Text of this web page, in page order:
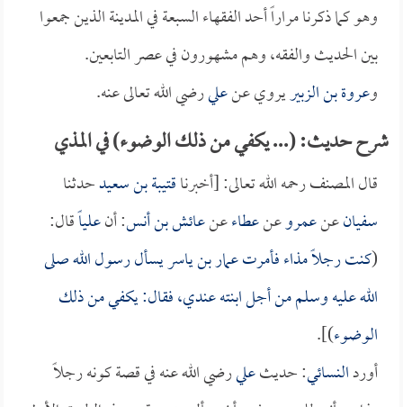
وهو كما ذكرنا مراراً أحد الفقهاء السبعة في المدينة الذين جمعوا
بين الحديث والفقه، وهم مشهورون في عصر التابعين.
وعروة بن الزبيريروي عنعليرضي الله تعالى عنه.
شرح حديث: (... يكفي من ذلك الوضوء) في المذي
قال المصنف رحمه الله تعالى: [أخبرناقتيبة بن سعيدحدثنا
سفيانعنعمروعنعطاءعنعائش بن أنس: أنعلياًقال:
(كنت رجلاً مذاء فأمرتعمار بن ياسريسأل رسول الله صلى
الله عليه وسلم من أجل ابنته عندي، فقال: يكفي من ذلك
الوضوء)].
أوردالنسائي: حديثعليرضي الله عنه في قصة كونه رجلاً